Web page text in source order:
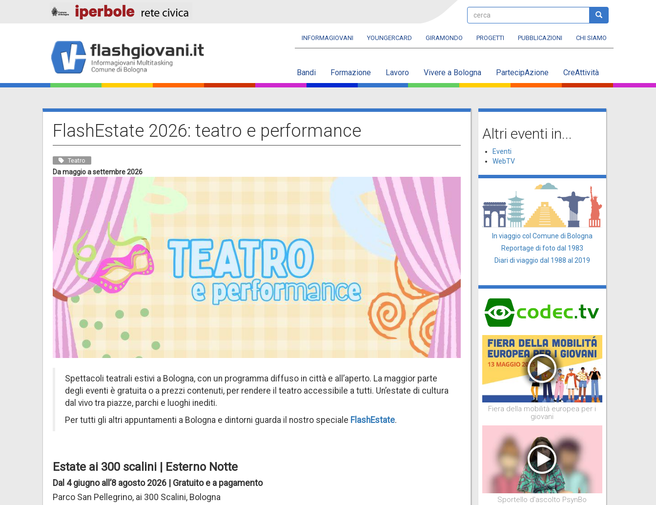
cerca cerca
Navbar
INFORMAGIOVANI YOUNGERCARD GIRAMONDO PROGETTI PUBBLICAZIONI CHI SIAMO
Main
navigation
Bandi Formazione Lavoro Vivere a Bologna PartecipAzione CreAttività
FlashEstate 2026: teatro e performance
Teatro
Da maggio a settembre 2026
Spettacoli teatrali estivi a Bologna, con un programma diffuso in città e all’aperto. La maggior parte
degli eventi è gratuita o a prezzi contenuti, per rendere il teatro accessibile a tutti. Un’estate di cultura
dal vivo tra piazze, parchi e luoghi inediti.
Per tutti gli altri appuntamenti a Bologna e dintorni guarda il nostro speciale FlashEstate.
Estate ai 300 scalini | Esterno Notte
Dal 4 giugno all’8 agosto 2026 | Gratuito e a pagamento
Parco San Pellegrino, ai 300 Scalini, Bologna
Altri eventi in...
Eventi
WebTV
In viaggio col Comune di Bologna
Reportage di foto dal 1983
Diari di viaggio dal 1988 al 2019
Fiera della mobilità europea per i
giovani
Sportello d'ascolto PsynBo